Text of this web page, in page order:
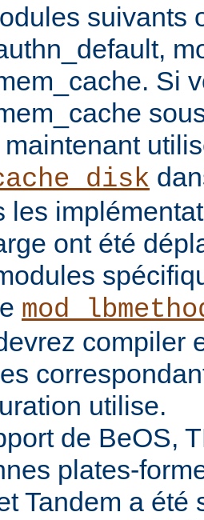
suivants
Si
les
ont été
compiler
utilise.
de BeOS,
plates-
Tandem a été